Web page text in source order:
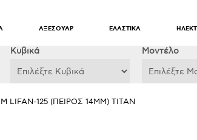
ΑΞΕΣΟΥΑΡ ΕΛΑΣΤΙΚΑ
Κυβικά Μοντέλο
LIFAN-125 (ΠΕΙΡΟΣ 14MM) TITAN